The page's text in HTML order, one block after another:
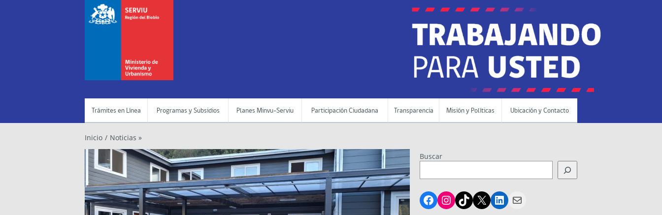
Trámites en Línea Programas y Subsidios Planes Minvu-Serviu Participación Ciudadana Transparencia Misión y Políticas Ubicación y Contacto
Inicio / Noticias »
Buscar
Facebook
Instagram
TikTok
X LinkedIn
Mail